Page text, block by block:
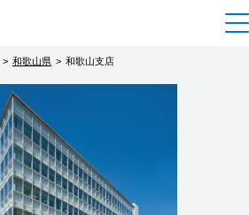
> 和歌山県 > 和歌山支店
道府県を選択
企画「これからの住まい